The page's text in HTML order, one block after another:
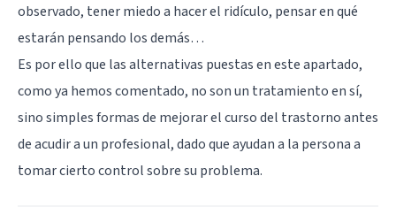
observado, tener miedo a hacer el ridículo, pensar en qué
estarán pensando los demás…
Es por ello que las alternativas puestas en este apartado,
como ya hemos comentado, no son un tratamiento en sí,
sino simples formas de mejorar el curso del trastorno antes
de acudir a un profesional, dado que ayudan a la persona a
tomar cierto control sobre su problema.